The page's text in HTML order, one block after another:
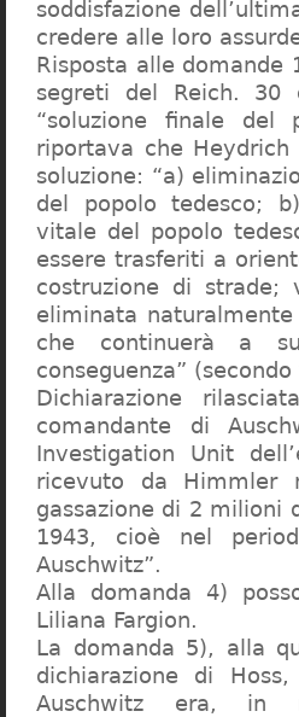
soddisfazione
credere alle loro
Risposta alle domande
segreti del Reich. 30
“soluzione finale del
riportava che
soluzione: “a)
del popolo tedesco;
vitale del popolo
essere trasferiti a
costruzione di
eliminata
che continuerà a
conseguenza”
Dichiarazione
comandante di
Investigation Unit
ricevuto da Himmler
gassazione di 2 milioni
1943, cioè nel
Auschwitz”.
Alla domanda 4)
Liliana Fargion.
La domanda 5), alla
dichiarazione di
Auschwitz era,